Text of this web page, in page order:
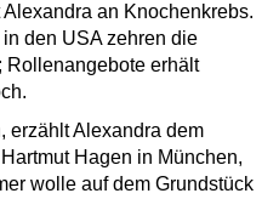
an Knochenkrebs.
den USA zehren die
Rollenangebote erhält
erzählt Alexandra dem
Hagen in München,
wolle auf dem Grundstück